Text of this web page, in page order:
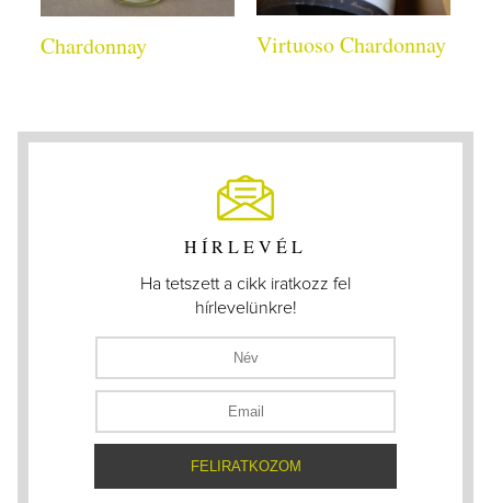
Chardonnay Virtuoso Chardonnay
HÍRLEVÉL
Ha tetszett a cikk iratkozz fel
hírlevelünkre!